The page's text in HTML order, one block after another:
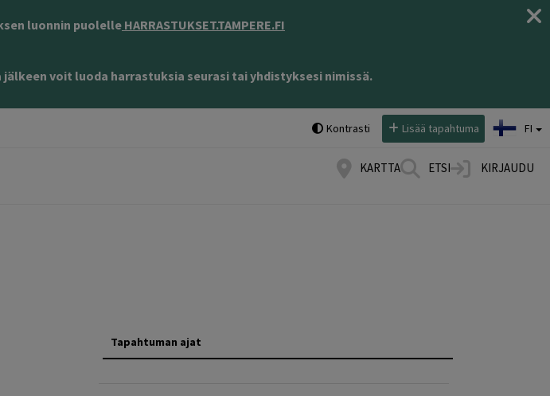
luonnin puolelle HARRASTUKSET.TAMPERE.FI
voit luoda harrastuksia seurasi tai yhdistyksesi nimissä.
Kontrasti Lisää tapahtuma FI
KARTTA ETSI KIRJAUDU
Tapahtuman ajat